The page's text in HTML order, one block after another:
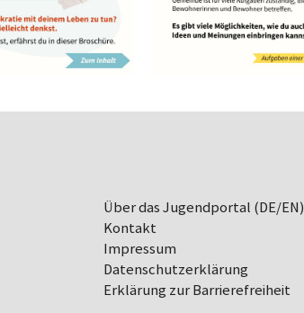
Über das Jugendportal (DE/EN)
Kontakt
Impressum
Datenschutz­erklärung
Erklärung zur Barrierefreiheit